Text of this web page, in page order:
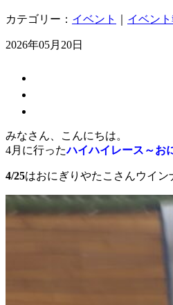
カテゴリー： イベント イベン
2026年05月20日
みなさん、こんにちは。
4月に行ったハイハイレース～お
4/25はおにぎりやたこさんウイン